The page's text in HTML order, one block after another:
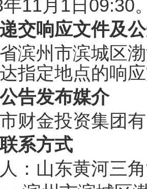
11月 1日09:30
递交响应文件及
滨州市滨城区
指定地点的响
公告发布媒介
财金投资集团
系方式
：山东黄河三